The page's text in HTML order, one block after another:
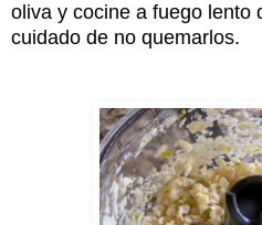
oliva y cocine a fuego lento
cuidado de no quemarlos.